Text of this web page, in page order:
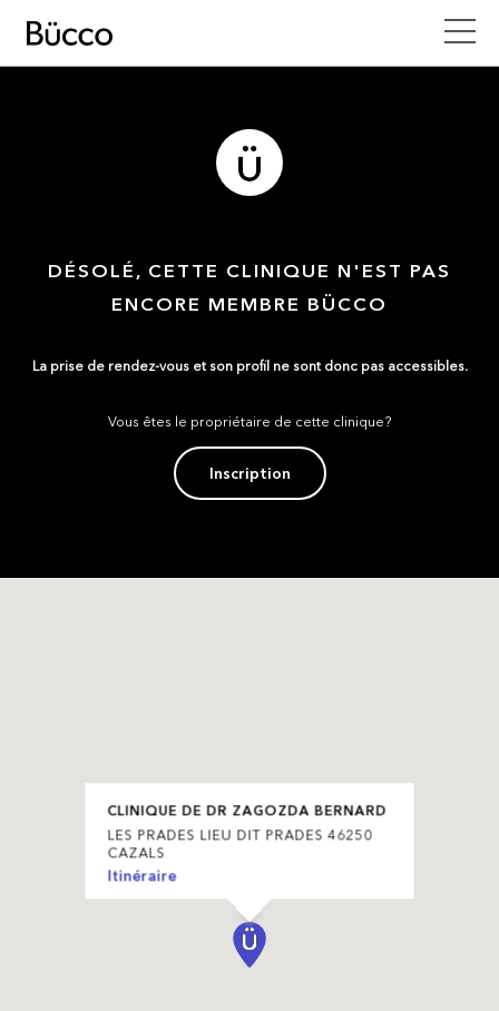
DÉSOLÉ, CETTE CLINIQUE N'EST PAS
ENCORE MEMBRE BÜCCO
La prise de rendez-vous et son profil ne sont donc pas accessibles.
Vous êtes le propriétaire de cette clinique?
Inscription
CLINIQUE DE DR ZAGOZDA BERNARD
LES PRADES LIEU DIT PRADES 46250
CAZALS
Itinéraire